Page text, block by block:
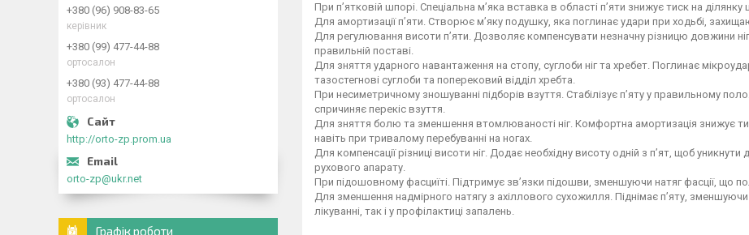
При п’ятковій шпорі. Спеціальна м’яка вставка в області п’яти знижує тиск на
Для амортизації п’яти. Створює м’яку подушку, яка поглинає удари при ходьбі,
Для регулювання висоти п’яти. Дозволяє компенсувати незначну різницю довжини
правильній поставі.
Для зняття ударного навантаження на стопу, суглоби ніг та хребет. Поглинає
тазостегнові суглоби та поперековий відділ хребта.
При несиметричному зношуванні підборів взуття. Стабілізує п’яту у правильному
спричиняє перекіс взуття.
Для зняття болю та зменшення втомлюваності ніг. Комфортна амортизація знижує
навіть при тривалому перебуванні на ногах.
Для компенсації різниці висоти ніг. Додає необхідну висоту одній з п’ят, щоб
рухового апарату.
При підошовному фасциїті. Підтримує зв’язки підошви, зменшуючи натяг фасції, що
Для зменшення надмірного натягу з ахіллового сухожилля. Піднімає п’яту,
лікуванні, так і у профілактиці запалень.
+380 (96) 908-83-65
керівник
+380 (99) 477-44-88
ортосалон
+380 (93) 477-44-88
ортосалон
http://orto-zp.prom.ua
orto-zp@ukr.net
Графік роботи